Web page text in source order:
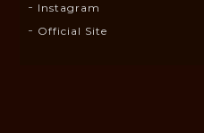
Instagram
Official Site